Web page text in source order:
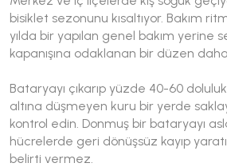
bisiklet sezonunu kısaltıyor. Bakım
yılda bir yapılan genel bakım yerine
kapanışına odaklanan bir düzen daha
Bataryayı çıkarıp yüzde 40-60 doluluk
altına düşmeyen kuru bir yerde
kontrol edin. Donmuş bir bataryayı
hücrelerde geri dönüşsüz kayıp
belirti vermez.